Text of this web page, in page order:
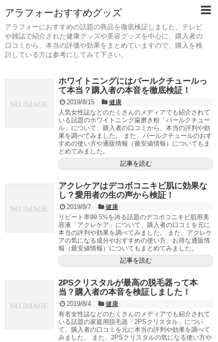
アラフォーおすすめグッズ
アラフォーにおすすめの話題の商品を徹底検証しました。テレビ
や雑誌で紹介された健康グッズや美容グッズを中心に、購入者の
口コミから、本当の評価や効果をまとめていますので、購入を検
討している方は参考にしてみて下さい。
ホワイトニングにはパールクチュールっ
て本当？購入者の本音を徹底検証！
2019/8/15
健康
人気女性誌などのたくさんのメディアでも紹介されて
いる話題のホワイトニング歯磨き粉「パールクチュー
ル」について、購入者の口コミから、本当の評判や効
果を調べてみました。 また、パールクチュールのおす
すめの使い方や通販情報（最安値情報）についてもま
とめてみました。
記事を読む
アクレケアはデコボコニキビ肌に効果な
し？愛用者の生の声から検証！
2019/8/7
健康
リピート率99.5%を誇る話題のデコボコニキビ肌用美
容液「アクレケア」について、購入者の口コミを元に
本当の評判や効果を調べてみました。 また、アクレケ
アの気になる成分やおすすめの使い方、お得な通販情
報（最安値情報）についてもまとめてみました。
記事を読む
2PSクリスタルが最高の脱毛器って本
当？購入者の本音を検証しました！
2019/8/4
健康
有名女性誌などのたくさんのメディアでも紹介されて
いる話題の家庭用脱毛器「2PSクリスタル」につい
て、購入者の口コミを元に本当の評判や効果を調べて
みました。 また、2PSクリスタルの気になる使い方や